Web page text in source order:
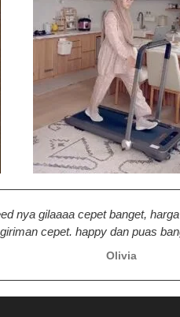
nya gilaaaa cepet banget,
cepet. happy dan puas
Olivia